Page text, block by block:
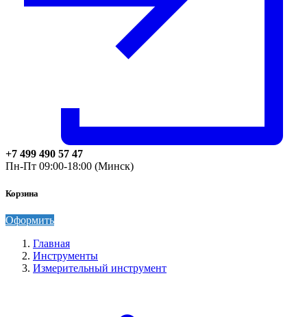
+7 499 490 57 47
Пн-Пт 09:00-18:00 (Минск)
Корзина
Оформить
Главная
Инструменты
Измерительный инструмент